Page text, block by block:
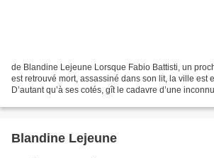
de Blandine Lejeune Lorsque Fabio Battisti, un
est retrouvé mort, assassiné dans son lit, la ville est
D’autant qu’à ses cotés, gît le cadavre d’une
Blandine Lejeune